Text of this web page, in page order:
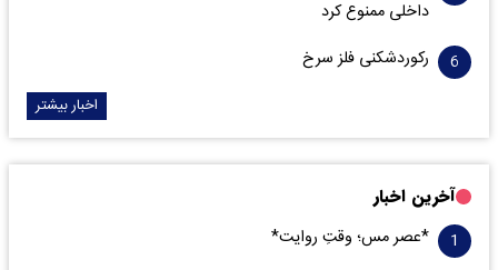
داخلی ممنوع کرد
رکوردشکنی فلز سرخ
اخبار بیشتر
آخرین اخبار
*عصر مس؛ وقتِ روایت*